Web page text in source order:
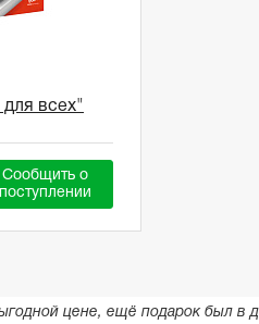
для всех"
Сообщить о
поступлении
цене, ещё подарок был в